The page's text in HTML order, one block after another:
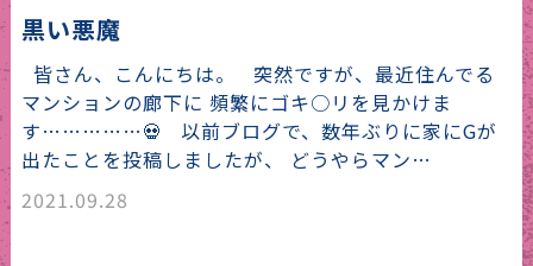
黒い悪魔
皆さん、こんにちは。 突然ですが、最近住んでる
マンションの廊下に 頻繁にゴキ○リを見かけま
す……………💀 以前ブログで、数年ぶりに家にGが
出たことを投稿しましたが、 どうやらマン…
2021.09.28